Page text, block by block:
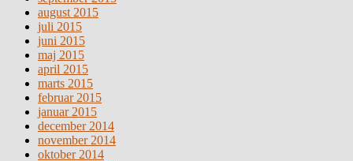
august 2015
juli 2015
juni 2015
maj 2015
april 2015
marts 2015
februar 2015
januar 2015
december 2014
november 2014
oktober 2014